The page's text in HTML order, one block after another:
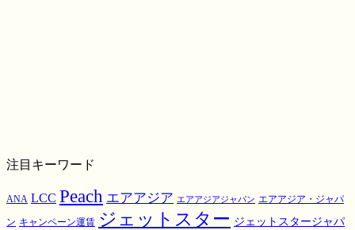
注目キーワード
ANA LCC Peach エアアジア エアアジアジャパン エアアジア・ジャパ
ン キャンペーン運賃 ジェットスター ジェットスタージャパ